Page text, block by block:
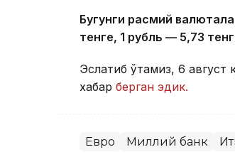
Бугунги расмий
тенге, 1 рубль — 5,73
Эслатиб ўтамиз, 6 август
хабар берган эдик.
Евро Миллий банк